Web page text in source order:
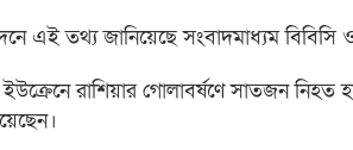
এই তথ্য জানিয়েছে সংবাদমাধ্যম বিবিসি
ইউক্রেনে রাশিয়ার গোলাবর্ষণে সাতজন